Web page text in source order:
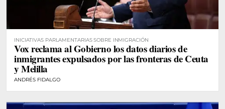
INICIATIVAS PARLAMENTARIAS SOBRE INMIGRACIÓN
Vox reclama al Gobierno los datos diarios de
inmigrantes expulsados por las fronteras de Ceuta
y Melilla
ANDRÉS FIDALGO